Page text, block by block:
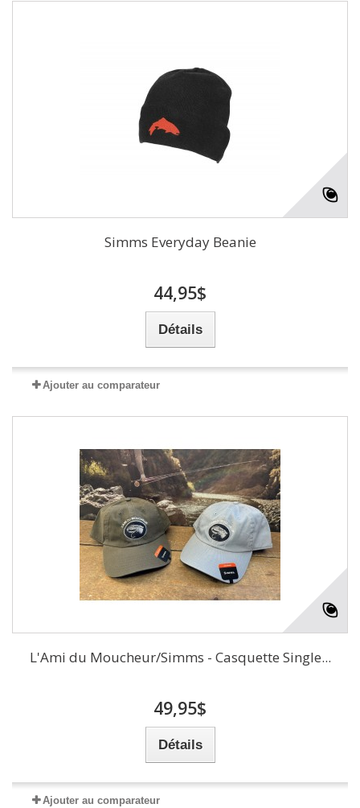
Simms Everyday Beanie
44,95$
Détails
Ajouter au comparateur
L'Ami du Moucheur/Simms - Casquette Single...
49,95$
Détails
Ajouter au comparateur